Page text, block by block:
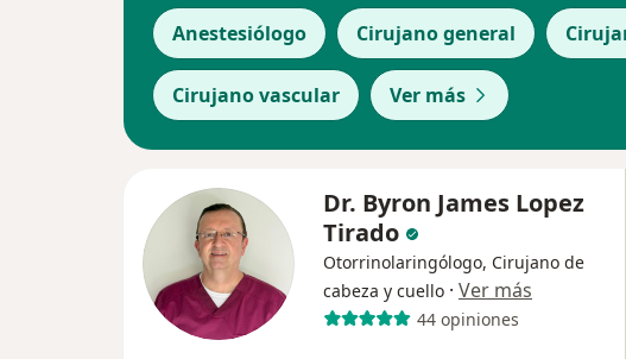
Anestesiólogo Cirujano general
Cirujano vascular Ver más
Dr. Byron James Lopez
Tirado
Otorrinolaringólogo, Cirujano de
cabeza y cuello · Ver más
44 opiniones